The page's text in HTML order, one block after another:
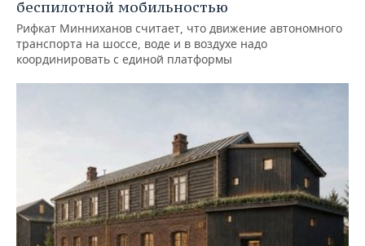
беспилотной мобильностью
Рифкат Минниханов считает, что движение автономного
транспорта на шоссе, воде и в воздухе надо
координировать с единой платформы